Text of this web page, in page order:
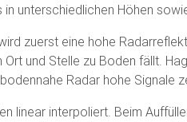
unterschiedlichen Höhen
zuerst eine hohe
und Stelle zu Boden fällt.
Radar hohe
linear interpoliert. Beim